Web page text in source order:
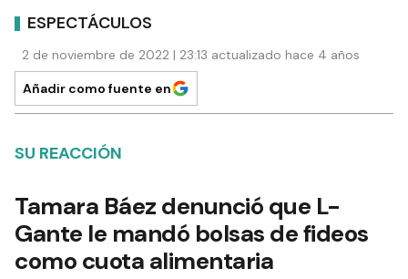
ESPECTÁCULOS
2 de noviembre de 2022 | 23:13 actualizado hace 4 años
Añadir como fuente en
SU REACCIÓN
Tamara Báez denunció que L-
Gante le mandó bolsas de fideos
como cuota alimentaria